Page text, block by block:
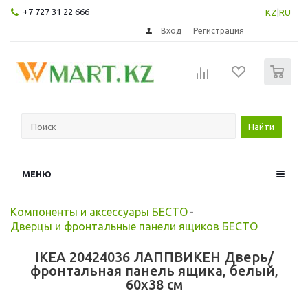
+7 727 31 22 666 KZ RU
Вход Регистрация
Найти
МЕНЮ
Компоненты и аксессуары БЕСТО -
Дверцы и фронтальные панели ящиков БЕСТО
IKEA 20424036 ЛАППВИКЕН Дверь/
фронтальная панель ящика, белый,
60x38 см